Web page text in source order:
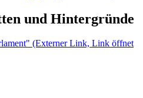
und Hintergründe
(Externer Link, Link öffnet